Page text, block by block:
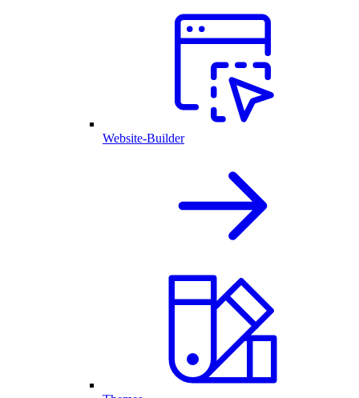
Website-Builder